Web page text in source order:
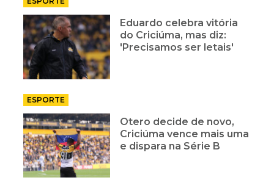
Eduardo celebra vitória
do Criciúma, mas diz:
'Precisamos ser letais'
ESPORTE
Otero decide de novo,
Criciúma vence mais uma
e dispara na Série B